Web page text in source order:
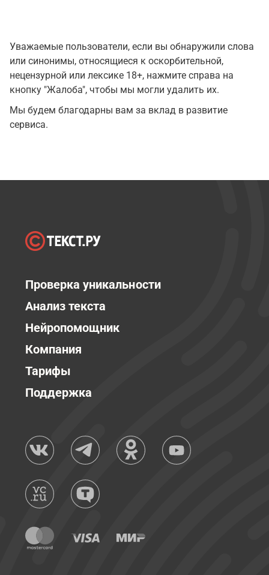
Уважаемые пользователи, если вы обнаружили слова
или синонимы, относящиеся к оскорбительной,
нецензурной или лексике 18+, нажмите справа на
кнопку "Жалоба", чтобы мы могли удалить их.
Мы будем благодарны вам за вклад в развитие
сервиса.
Проверка уникальности
Анализ текста
Нейропомощник
Компания
Тарифы
Поддержка